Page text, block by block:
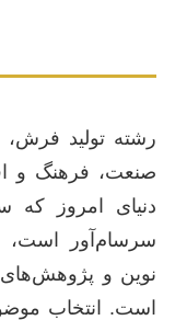
رشته تولید فرش،
صنعت، فرهنگ و
دنیای امروز که
سرسام‌آور است،
نوین و
است. انتخاب